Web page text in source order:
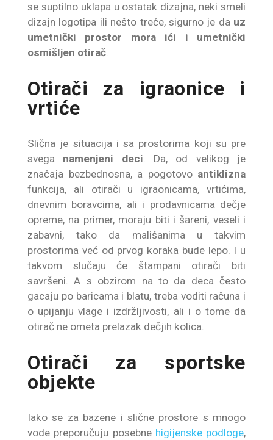
se suptilno uklapa u ostatak dizajna, neki smeli
dizajn logotipa ili nešto treće, sigurno je da uz
umetnički prostor mora ići i umetnički
osmišljen otirač.
Otirači za igraonice i
vrtiće
Slična je situacija i sa prostorima koji su pre
svega namenjeni deci. Da, od velikog je
značaja bezbednosna, a pogotovo antiklizna
funkcija, ali otirači u igraonicama, vrtićima,
dnevnim boravcima, ali i prodavnicama dečje
opreme, na primer, moraju biti i šareni, veseli i
zabavni, tako da mališanima u takvim
prostorima već od prvog koraka bude lepo. I u
takvom slučaju će štampani otirači biti
savršeni. A s obzirom na to da deca često
gacaju po baricama i blatu, treba voditi računa i
o upijanju vlage i izdržljivosti, ali i o tome da
otirač ne ometa prelazak dečjih kolica.
Otirači za sportske
objekte
Iako se za bazene i slične prostore s mnogo
vode preporučuju posebnehigijenske podloge,